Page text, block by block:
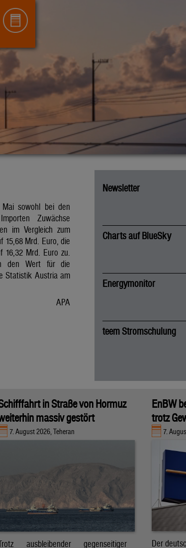
sowohl bei den
Zuwächse
im Vergleich zum
15,68 Mrd. Euro, die
16,32 Mrd. Euro zu.
den Wert für die
Statistik Austria am
APA
Newsletter
Charts auf BlueSky
Energymonitor
teem Stromschulung
in Straße von Hormuz
massiv gestört
7. August 2026, Teheran
ausbleibender gegenseitiger
EnBW
trotz
7.
Der